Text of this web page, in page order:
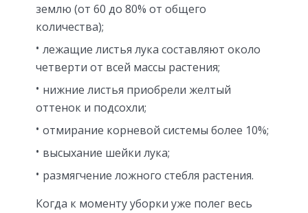
землю (от 60 до 80% от общего
количества);
лежащие листья лука составляют около
четверти от всей массы растения;
нижние листья приобрели желтый
оттенок и подсохли;
отмирание корневой системы более 10%;
высыхание шейки лука;
размягчение ложного стебля растения.
Когда к моменту уборки уже полег весь